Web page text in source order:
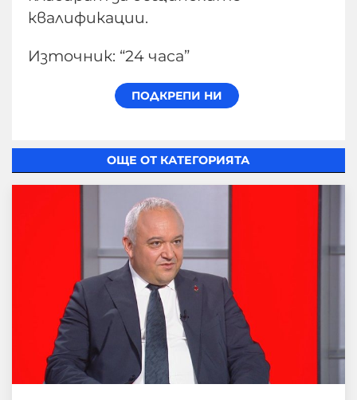
квалификации.
Източник: “24 часа”
ОЩЕ ОТ КАТЕГОРИЯТА